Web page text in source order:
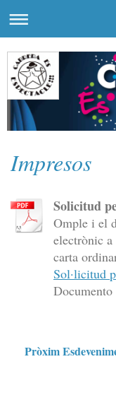
Impresos
Solicitud
Omple i el
electrònic a
carta
Sol·licitud
Pròxim